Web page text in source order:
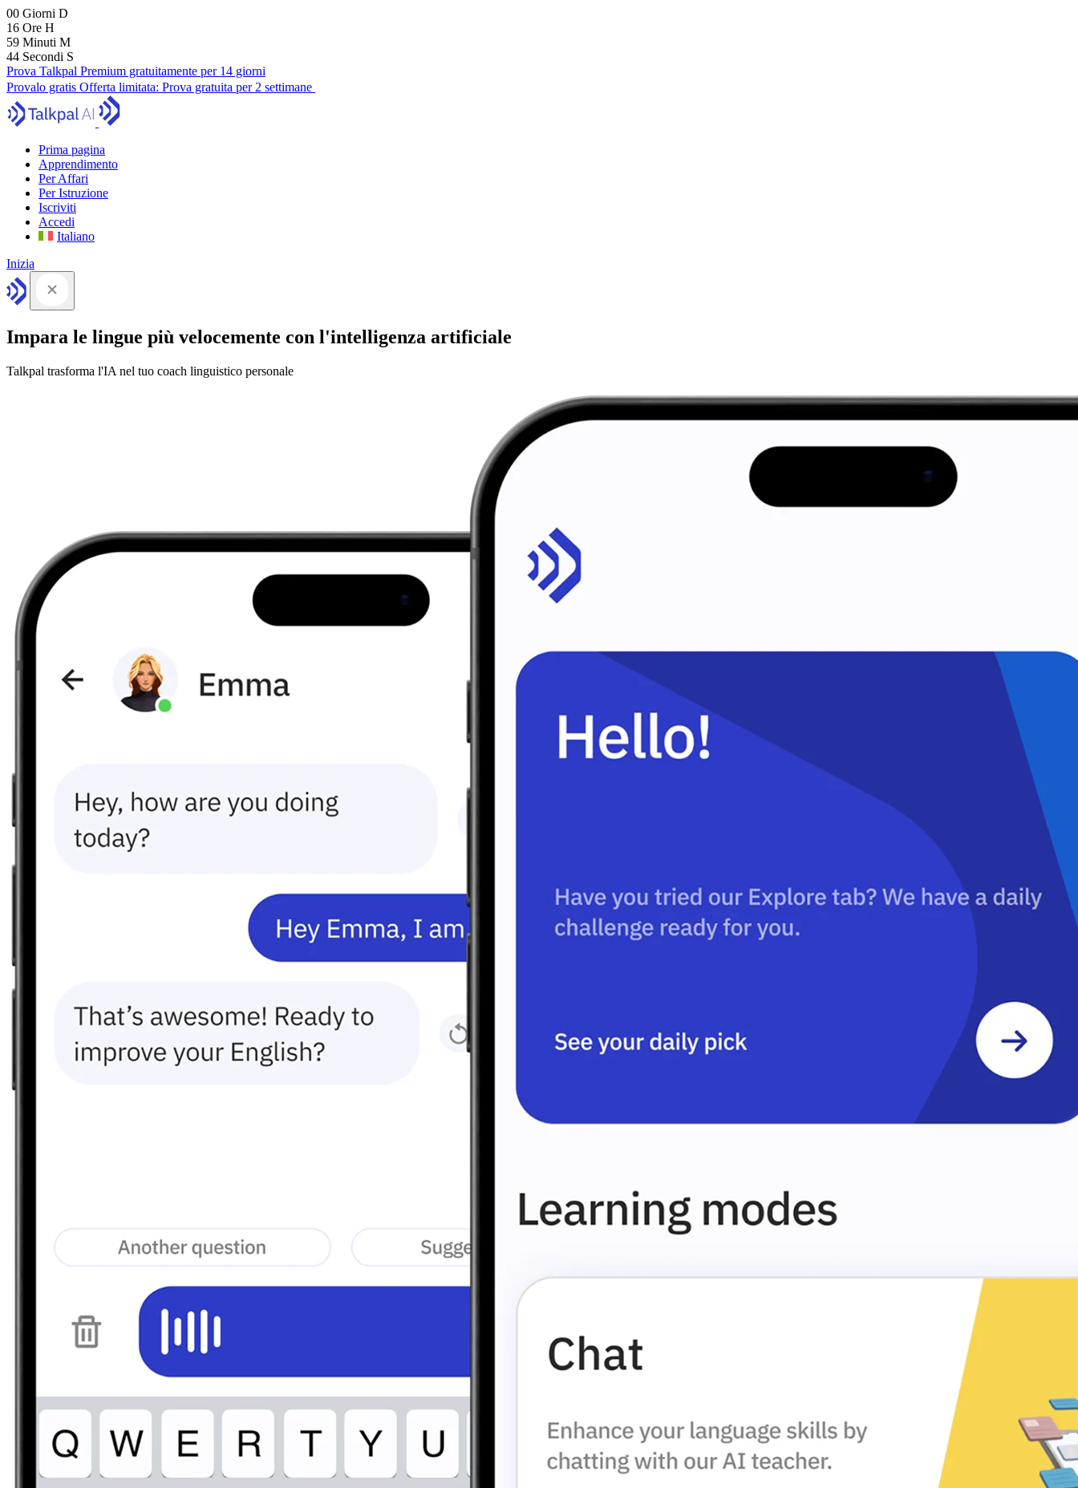
00 Giorni D
16 Ore H
59 Minuti M
43 Secondi S
Prova Talkpal Premium gratuitamente per 14 giorni
Provalo gratis Offerta limitata: Prova gratuita per 2 settimane
Prima pagina
Apprendimento
Per Affari
Per Istruzione
Iscriviti
Accedi
Italiano
Inizia
Impara le lingue più velocemente con l'intelligenza artificiale
Talkpal trasforma l'IA nel tuo coach linguistico personale